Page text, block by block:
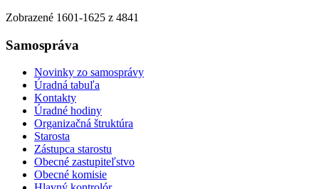
Zobrazené 1601-1625 z 4841
Samospráva
Novinky zo samosprávy
Úradná tabuľa
Kontakty
Úradné hodiny
Organizačná štruktúra
Starosta
Zástupca starostu
Obecné zastupiteľstvo
Obecné komisie